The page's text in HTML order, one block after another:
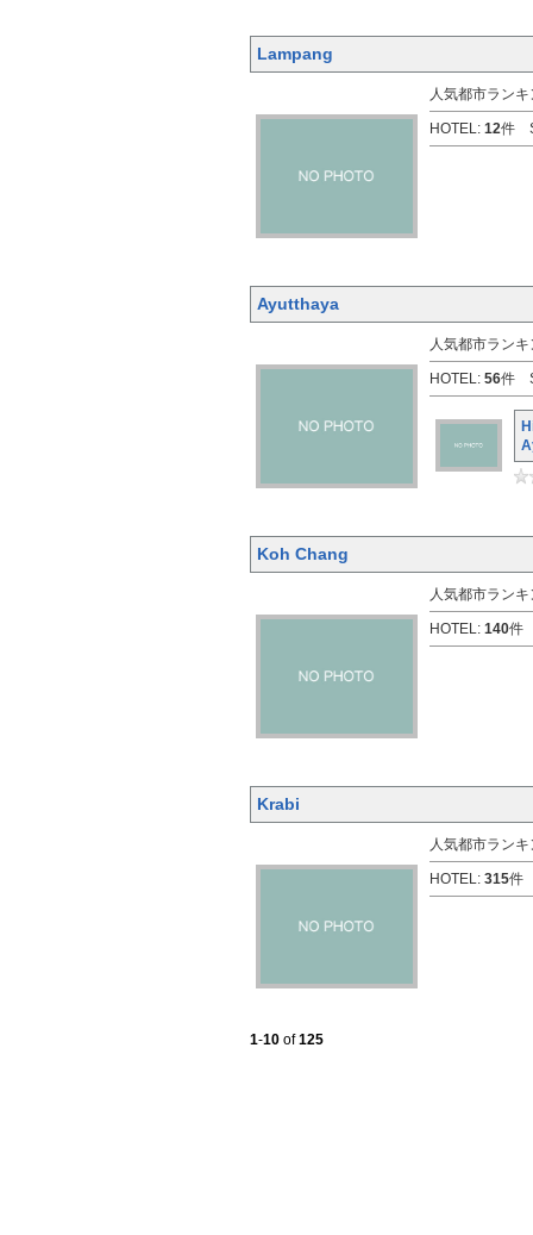
Lampang
人気都市ランキ
HOTEL: 12件
Ayutthaya
人気都市ランキ
HOTEL: 56件
Koh Chang
人気都市ランキ
HOTEL: 140件
Krabi
人気都市ランキ
HOTEL: 315件
1-10 of125